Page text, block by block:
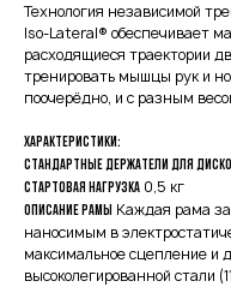
Технология независимой
Iso-Lateral® обеспечивает
расходящиеся траектории
тренировать мышцы рук и
поочерёдно, и с разным
Характеристики:
Стандартные держатели для
Стартовая нагрузка 0,5 кг
Описание рамы Каждая рама
наносимым в
максимальное сцепление и
высоколегированной стали